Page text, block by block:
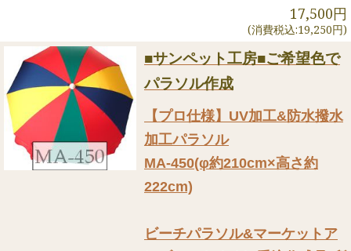
17,500円
(消費税込:19,250円)
■サンペット工房■ご希望色で
パラソル作成
【プロ仕様】UV加工&防水撥水
加工パラソル
MA-450(φ約210cm×高さ約
222cm)
ビーチパラソル&マーケットア